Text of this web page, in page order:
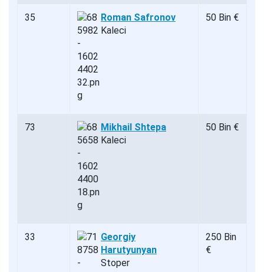
35
Roman Safronov
Kaleci
50 Bin €
73
Mikhail Shtepa
Kaleci
50 Bin €
33
Georgiy
Harutyunyan
Stoper
250 Bin
€